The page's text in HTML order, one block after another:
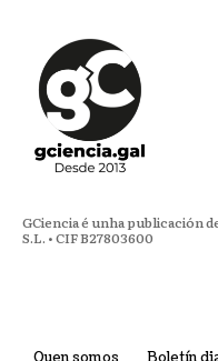
GCiencia é unha publicación
S.L. • CIF B27803600